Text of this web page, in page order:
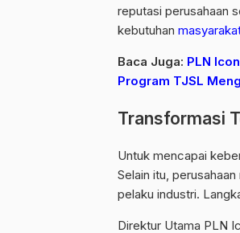
reputasi perusahaan
kebutuhan
Baca Juga: PLN
Program TJSL
Transformasi
Untuk mencapai
Selain itu,
pelaku industri.
Direktur Utama PLN